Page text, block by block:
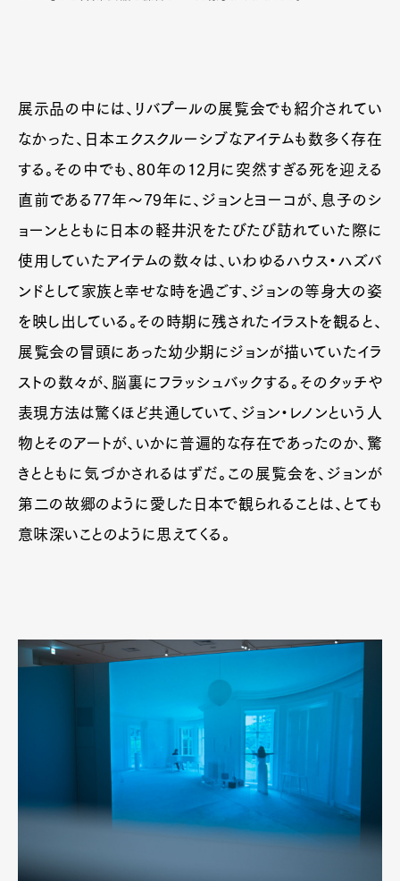
展示品の中には、リバプールの展覧会でも紹介されてい
なかった、日本エクスクルーシブなアイテムも数多く存在
する。その中でも、80年の12月に突然すぎる死を迎える
直前である77年〜79年に、ジョンとヨーコが、息子のシ
ョーンとともに日本の軽井沢をたびたび訪れていた際に
使用していたアイテムの数々は、いわゆるハウス・ハズバ
ンドとして家族と幸せな時を過ごす、ジョンの等身大の姿
を映し出している。その時期に残されたイラストを観ると、
展覧会の冒頭にあった幼少期にジョンが描いていたイラ
ストの数々が、脳裏にフラッシュバックする。そのタッチや
表現方法は驚くほど共通していて、ジョン・レノンという人
物とそのアートが、いかに普遍的な存在であったのか、驚
きとともに気づかされるはずだ。この展覧会を、ジョンが
第二の故郷のように愛した日本で観られることは、とても
意味深いことのように思えてくる。